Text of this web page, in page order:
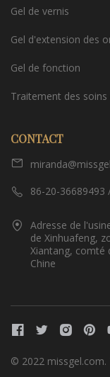
Gel de vernis
Gel d'extension des
Gel de fonction
Traitement des soins
CONTACT
86-20-36689493
Adresse de
de Xinhuafeng,
Xiantang, comté
Chine
© 2022